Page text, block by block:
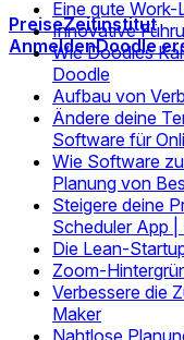
PreiseZeitinstitut
AnmeldenDoodle
Eine gute
Innovative
Wie Doodles
Doodle
Aufbau von
Ändere deine
Software für
Wie Software
Planung von
Steigere deine
Scheduler App
Die Lean-
Zoom-
Verbessere die
Maker
Nahtlose